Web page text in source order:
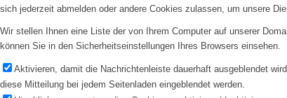
sich jederzeit abmelden oder andere Cookies zulassen, um unsere
Wir stellen Ihnen eine Liste der von Ihrem Computer auf unserer
können Sie in den Sicherheitseinstellungen Ihres Browsers einsehen.
Aktivieren, damit die Nachrichtenleiste dauerhaft ausgeblendet
diese Mitteilung bei jedem Seitenladen eingeblendet werden.